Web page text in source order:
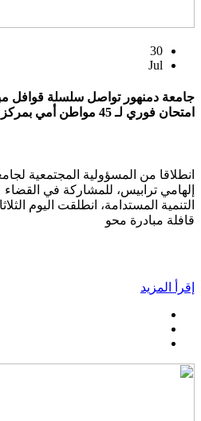
30
Jul
جامعة دمنهور تواصل سلسلة قوافل
امتحان فوري لـ 45 مواطن أمي بمركز الأبعادية ب
انطلاقا من المسؤولية المجتمعية
إلهامي ترابيس، للمشاركة في القضاء
قافلة مبادرة محو
إقرأ المزيد